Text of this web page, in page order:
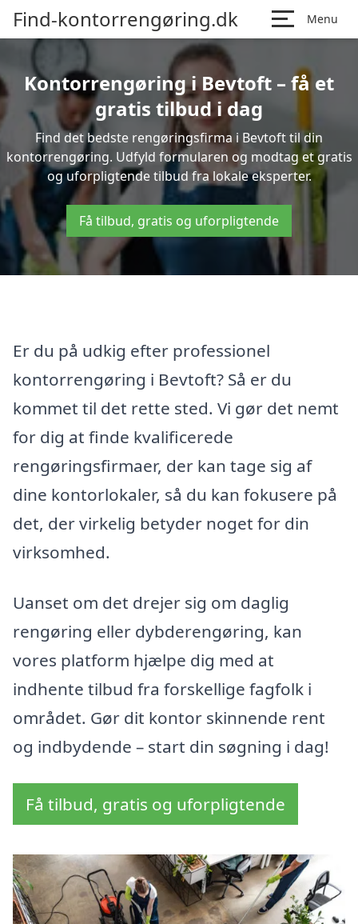
Find-kontorrengøring.dk Menu
Kontorrengøring i Bevtoft – få et
gratis tilbud i dag
Find det bedste rengøringsfirma i Bevtoft til din
kontorrengøring. Udfyld formularen og modtag et gratis
og uforpligtende tilbud fra lokale eksperter.
Få tilbud, gratis og uforpligtende
Er du på udkig efter professionel
kontorrengøring i Bevtoft? Så er du
kommet til det rette sted. Vi gør det nemt
for dig at finde kvalificerede
rengøringsfirmaer, der kan tage sig af
dine kontorlokaler, så du kan fokusere på
det, der virkelig betyder noget for din
virksomhed.
Uanset om det drejer sig om daglig
rengøring eller dybderengøring, kan
vores platform hjælpe dig med at
indhente tilbud fra forskellige fagfolk i
området. Gør dit kontor skinnende rent
og indbydende – start din søgning i dag!
Få tilbud, gratis og uforpligtende